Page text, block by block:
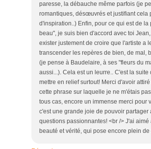
paresse, la débauche même parfois (je
romantiques, désœuvrés et justifiant cela
d'inspiration..) Enfin, pour ce qui est de la
beau", je suis bien d'accord avec toi
exister justement de croire que l'artiste a
transcender les repères de bien, de mal,
(je pense à Baudelaire, à ses "fleurs du
aussi...). Cela est un leurre.. C'est la
mettre en relief surtout! Merci d'avoir
cette phrase sur laquelle je ne m'étais
tous cas, encore un immense merci pour
c'est une grande joie de pouvoir partager
questions passionnantes! <br /> J'ai aimé
beauté et vérité, qui pose encore plein de